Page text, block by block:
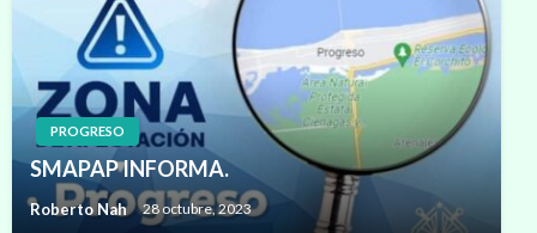
PROGRESO
SMAPAP INFORMA.
Roberto Nah 28 octubre, 2023